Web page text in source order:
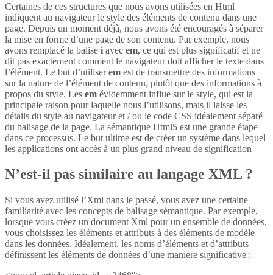
Certaines de ces structures que nous avons utilisées en Html
indiquent au navigateur le style des éléments de contenu dans une
page. Depuis un moment déjà, nous avons été encouragés à séparer
la mise en forme d’une page de son contenu. Par exemple, nous
avons remplacé la balise i avec em, ce qui est plus significatif et ne
dit pas exactement comment le navigateur doit afficher le texte dans
l’élément. Le but d’utiliserem est de transmettre des informations
sur la nature de l’élément de contenu, plutôt que des informations à
propos du style. Les em évidemment influe sur le style, qui est la
principale raison pour laquelle nous l’utilisons, mais il laisse les
détails du style au navigateur et / ou le code CSS idéalement séparé
du balisage de la page. La sémantique Html5 est une grande étape
dans ce processus. Le but ultime est de créer un système dans lequel
les applications ont accès à un plus grand niveau de signification
N’est-il pas similaire au langage XML ?
Si vous avez utilisé l’Xml dans le passé, vous avez une certaine
familiarité avec les concepts de balisage sémantique. Par exemple,
lorsque vous créez un document Xml pour un ensemble de données,
vous choisissez les éléments et attributs à des éléments de modèle
dans les données. Idéalement, les noms d’éléments et d’attributs
définissent les éléments de données d’une manière significative :